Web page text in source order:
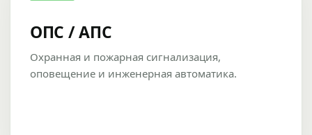
ОПС / АПС
Охранная и пожарная сигнализация,
оповещение и инженерная автоматика.